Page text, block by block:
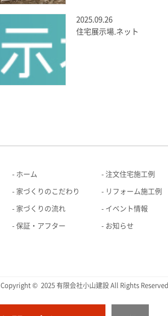
2025.09.26
住宅展示場.ネット
ホーム
家づくりのこだわり
家づくりの流れ
保証・アフター
注文住宅施工例
リフォーム施工例
イベント情報
お知らせ
Copyright © 2025 有限会社小山建設 All Rights Reserved.